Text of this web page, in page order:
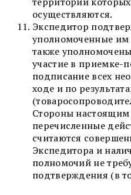
осуществляются.
Экспедитор
уполномоченные им
также
участие в приемке-
подписание всех
ходе и по
Стороны настоящим
перечисленные
считаются
Экспедитора и
полномочий не
подтверждения (в